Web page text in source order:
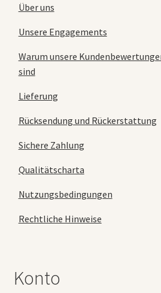
Über uns
Unsere Engagements
Warum unsere
sind
Lieferung
Rücksendung und Rückerstattung
Sichere Zahlung
Qualitätscharta
Nutzungsbedingungen
Rechtliche Hinweise
Konto